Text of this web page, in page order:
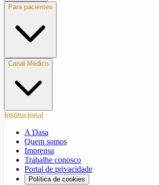
Para pacientes
Canal Médico
Institucional
A Dasa
Quem somos
Imprensa
Trabalhe conosco
Portal de privacidade
Política de cookies